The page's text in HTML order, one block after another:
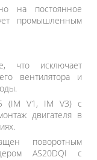
на постоянное
промышленным
что исключает
вентилятора и
(IM V1, IM V3) с
двигателя в
поворотным
AS20DQI с